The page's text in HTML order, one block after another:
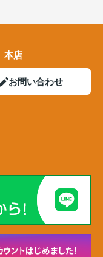
本店
お問い合わせ